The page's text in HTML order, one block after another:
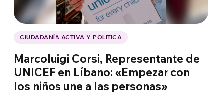
CIUDADANÍA ACTIVA Y POLITICA
Marcoluigi Corsi, Representante de
UNICEF en Líbano: «Empezar con
los niños une a las personas»